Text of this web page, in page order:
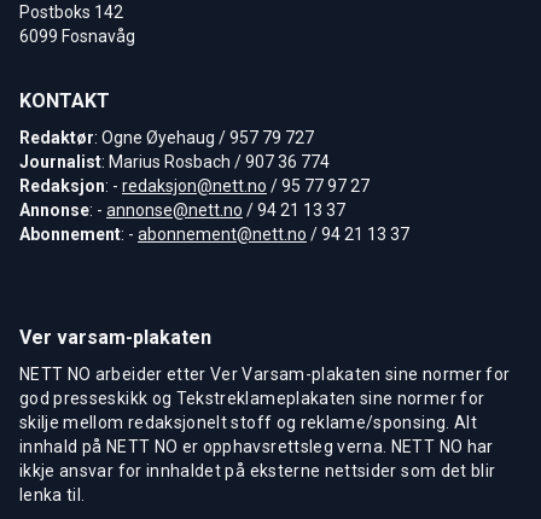
Postboks 142
6099 Fosnavåg
KONTAKT
Redaktør: Ogne Øyehaug / 957 79 727
Journalist: Marius Rosbach / 907 36 774
Redaksjon: - redaksjon@nett.no / 95 77 97 27
Annonse: - annonse@nett.no / 94 21 13 37
Abonnement: - abonnement@nett.no / 94 21 13 37
Ver varsam-plakaten
NETT NO arbeider etter Ver Varsam-plakaten sine normer for
god presseskikk og Tekstreklameplakaten sine normer for
skilje mellom redaksjonelt stoff og reklame/sponsing. Alt
innhald på NETT NO er opphavsrettsleg verna. NETT NO har
ikkje ansvar for innhaldet på eksterne nettsider som det blir
lenka til.